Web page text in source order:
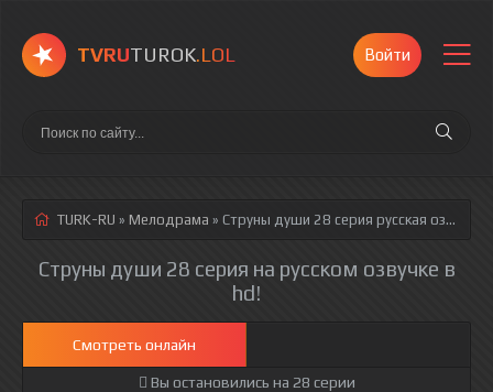
TVRUTUROK.LOL Войти
TURK-RU » Мелодрама » Струны души 28 серия русская озвучка полностью смотреть онлайн!
Струны души 28 серия на русском озвучке в
hd!
Смотреть онлайн
Вы остановились на 28 серии